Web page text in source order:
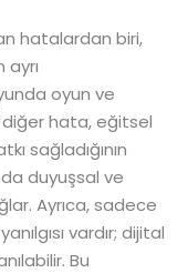
hatalardan biri,
oyun ve
diğer hata, eğitsel
sağladığının
duyuşsal ve
Ayrıca, sadece
vardır; dijital
Bu